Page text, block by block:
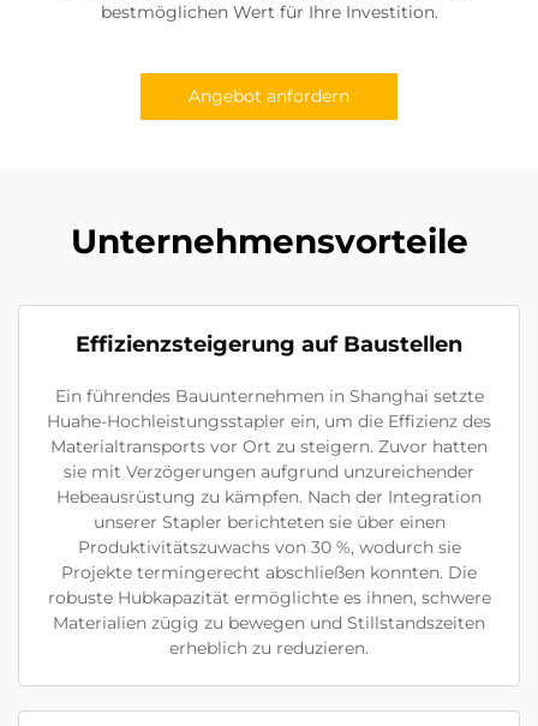
bestmöglichen Wert für Ihre Investition.
Angebot anfordern
Unternehmensvorteile
Effizienzsteigerung auf Baustellen
Ein führendes Bauunternehmen in Shanghai setzte
Huahe-Hochleistungsstapler ein, um die Effizienz des
Materialtransports vor Ort zu steigern. Zuvor hatten
sie mit Verzögerungen aufgrund unzureichender
Hebeausrüstung zu kämpfen. Nach der Integration
unserer Stapler berichteten sie über einen
Produktivitätszuwachs von 30 %, wodurch sie
Projekte termingerecht abschließen konnten. Die
robuste Hubkapazität ermöglichte es ihnen, schwere
Materialien zügig zu bewegen und Stillstandszeiten
erheblich zu reduzieren.